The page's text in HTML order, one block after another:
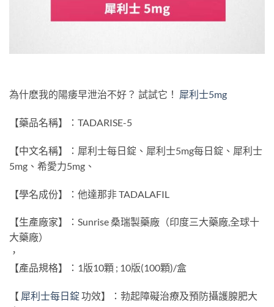
為什麽我的陽痿早泄治不好？ 試試它！ 犀利士5mg
【藥品名稱】：TADARISE-5
【中文名稱】：犀利士每日錠、犀利士5mg每日錠、犀利士
5mg、希愛力5mg、
【學名成份】：他達那非 TADALAFIL
【生產廠家】：Sunrise 桑瑞製藥廠（印度三大藥廠,全球十
大藥廠）
，
【產品規格】：1版10顆 ; 10版(100顆)/盒
【 犀利士每日錠 功效】：勃起障礙治療及預防攝護腺肥大